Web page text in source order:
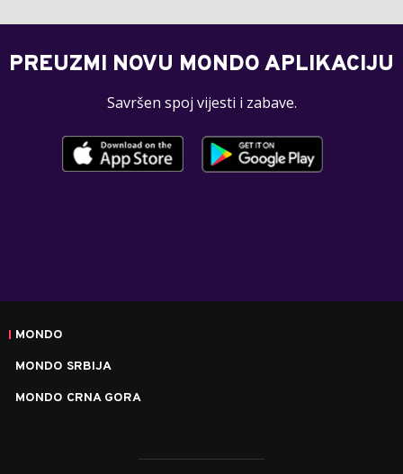
PREUZMI NOVU MONDO APLIKACIJU
Savršen spoj vijesti i zabave.
MONDO
MONDO SRBIJA
MONDO CRNA GORA